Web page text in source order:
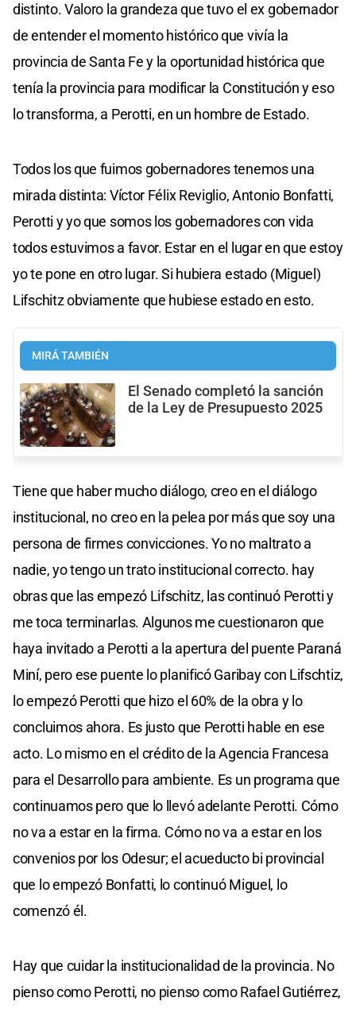
distinto. Valoro la grandeza que tuvo el ex gobernador
de entender el momento histórico que vivía la
provincia de Santa Fe y la oportunidad histórica que
tenía la provincia para modificar la Constitución y eso
lo transforma, a Perotti, en un hombre de Estado.
Todos los que fuimos gobernadores tenemos una
mirada distinta: Víctor Félix Reviglio, Antonio Bonfatti,
Perotti y yo que somos los gobernadores con vida
todos estuvimos a favor. Estar en el lugar en que estoy
yo te pone en otro lugar. Si hubiera estado (Miguel)
Lifschitz obviamente que hubiese estado en esto.
MIRÁ TAMBIÉN
El Senado completó la sanción
de la Ley de Presupuesto 2025
Tiene que haber mucho diálogo, creo en el diálogo
institucional, no creo en la pelea por más que soy una
persona de firmes convicciones. Yo no maltrato a
nadie, yo tengo un trato institucional correcto. hay
obras que las empezó Lifschitz, las continuó Perotti y
me toca terminarlas. Algunos me cuestionaron que
haya invitado a Perotti a la apertura del puente Paraná
Miní, pero ese puente lo planificó Garibay con Lifschtiz,
lo empezó Perotti que hizo el 60% de la obra y lo
concluimos ahora. Es justo que Perotti hable en ese
acto. Lo mismo en el crédito de la Agencia Francesa
para el Desarrollo para ambiente. Es un programa que
continuamos pero que lo llevó adelante Perotti. Cómo
no va a estar en la firma. Cómo no va a estar en los
convenios por los Odesur; el acueducto bi provincial
que lo empezó Bonfatti, lo continuó Miguel, lo
comenzó él.
Hay que cuidar la institucionalidad de la provincia. No
pienso como Perotti, no pienso como Rafael Gutiérrez,